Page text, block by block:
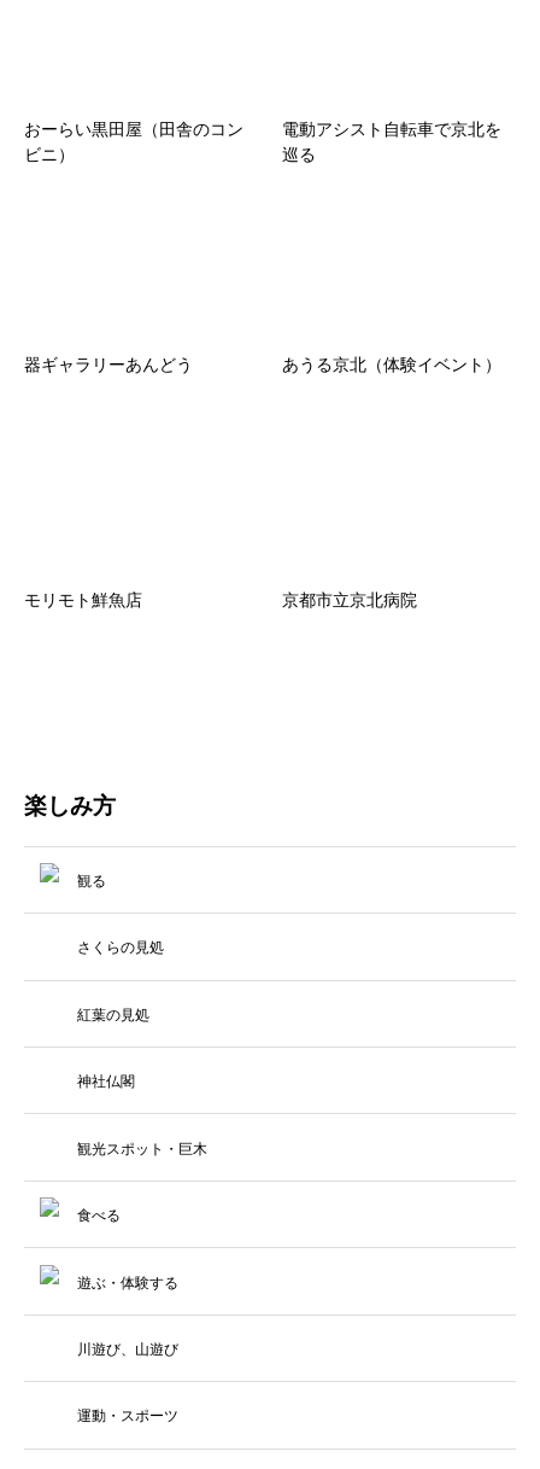
おーらい黒田屋（田舎のコン
ビニ）
電動アシスト自転車で京北を
巡る
器ギャラリーあんどう あうる京北（体験イベント）
モリモト鮮魚店 京都市立京北病院
楽しみ方
観る
さくらの見処
紅葉の見処
神社仏閣
観光スポット・巨木
食べる
遊ぶ・体験する
川遊び、山遊び
運動・スポーツ